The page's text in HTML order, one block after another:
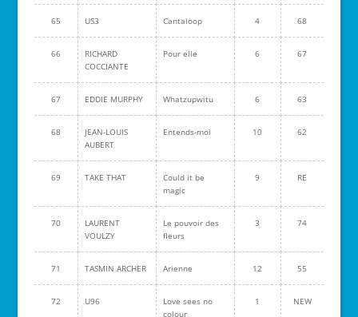
65 US3 Cantaloop 4 68
66
RICHARD
COCCIANTE
Pour elle 6 67
67 EDDIE MURPHY Whatzupwitu 6 63
68
JEAN-LOUIS
AUBERT
Entends-moi 10 62
69 TAKE THAT
Could it be
magic
9 RE
70
LAURENT
VOULZY
Le pouvoir des
fleurs
3 74
71 TASMIN ARCHER Arienne 12 55
72 U96
Love sees no
colour
1 NEW